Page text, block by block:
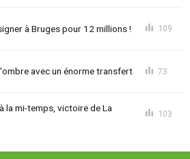
à Bruges pour 12 millions ! 109
avec un énorme transfert 73
la mi-temps, victoire de La
103